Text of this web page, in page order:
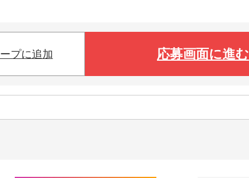
プに追加 応募画面に進む